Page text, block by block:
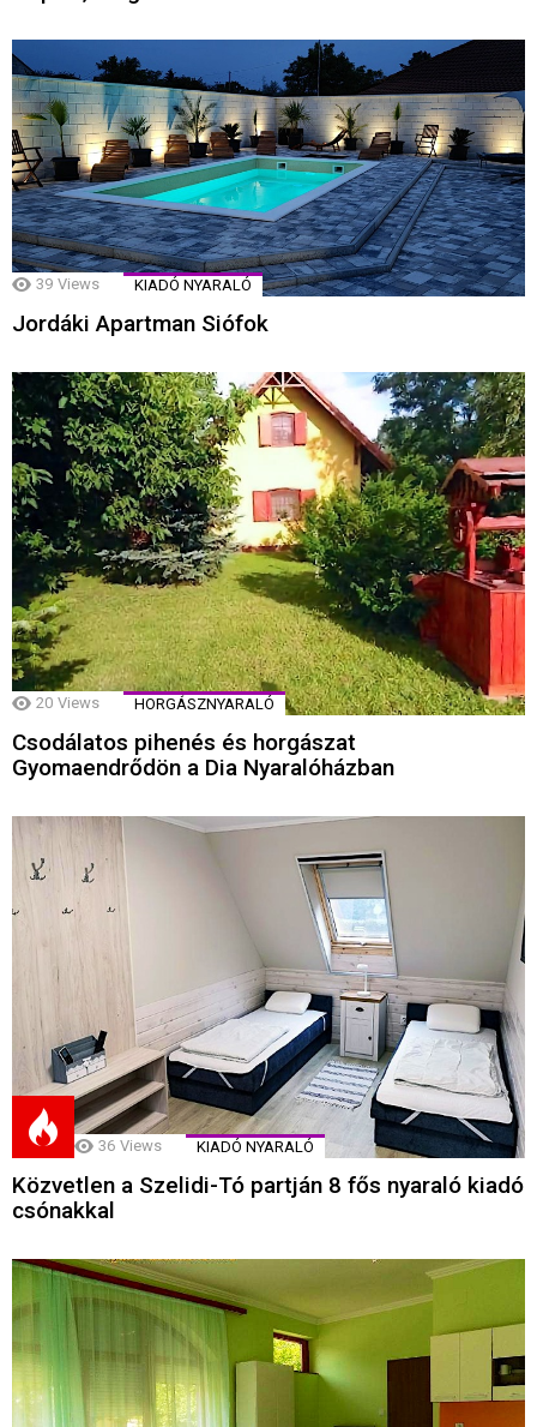
39 Views KIADÓ NYARALÓ
Jordáki Apartman Siófok
20 Views HORGÁSZNYARALÓ
Csodálatos pihenés és horgászat
Gyomaendrődön a Dia Nyaralóházban
36 Views KIADÓ NYARALÓ
Közvetlen a Szelidi-Tó partján 8 fős nyaraló kiadó
csónakkal